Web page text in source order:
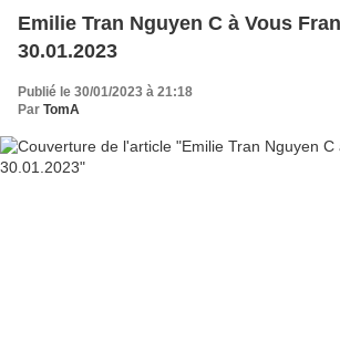
Emilie Tran Nguyen C à Vous
30.01.2023
Publié le 30/01/2023 à 21:18
Par TomA